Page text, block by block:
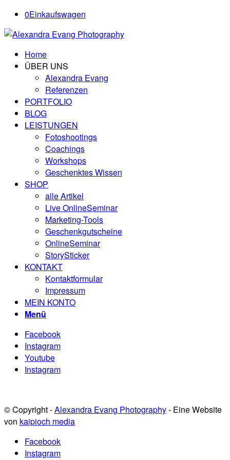
0Einkaufswagen
Home
ÜBER UNS
Alexandra Evang
Referenzen
PORTFOLIO
BLOG
LEISTUNGEN
Fotoshootings
Coachings
Workshops
Geschenktes Wissen
SHOP
alle Artikel
Live OnlineSeminar
Marketing-Tools
Geschenkgutscheine
OnlineSeminar
StorySticker
KONTAKT
Kontaktformular
Impressum
MEIN KONTO
Menü
Facebook
Instagram
Youtube
Instagram
© Copyright -Alexandra Evang Photography- Eine Website
von kaipioch media
Facebook
Instagram